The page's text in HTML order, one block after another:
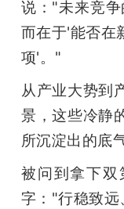
说："未来竞
而在于'能否在
项'。"
从产业大势到
景，这些冷静
所沉淀出的底气
被问到拿下
字："行稳致